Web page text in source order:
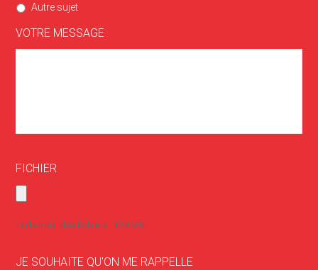
Autre sujet
VOTRE MESSAGE
FICHIER
Taille max. des fichiers : 128 MB.
JE SOUHAITE QU'ON ME RAPPELLE